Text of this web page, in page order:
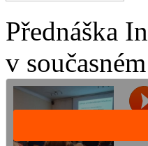
Přednáška
v